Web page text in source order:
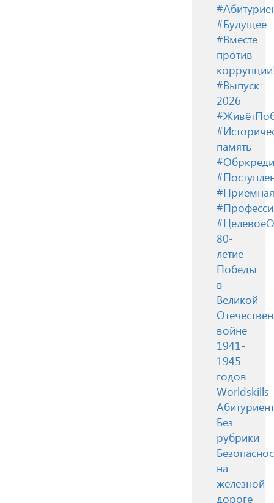
#Будущее
#Вместе
против
#Выпуск
2026
память
80-
летие
Победы
в
Великой
войне
1941-
1945
годов
Worldskills
Без
рубрики
на
железной
дороге